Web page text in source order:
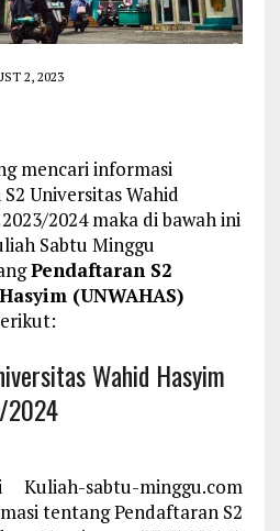
2, 2023
mencari informasi
Universitas Wahid
2024 maka di bawah ini
Sabtu Minggu
Pendaftaran S2
(UNWAHAS)
Wahid Hasyim
2024
sabtu-minggu.com
tentang Pendaftaran S2